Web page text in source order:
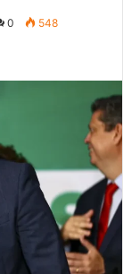
0 548